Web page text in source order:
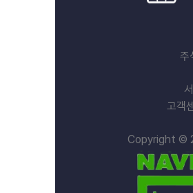
주
고객
Copyright ©